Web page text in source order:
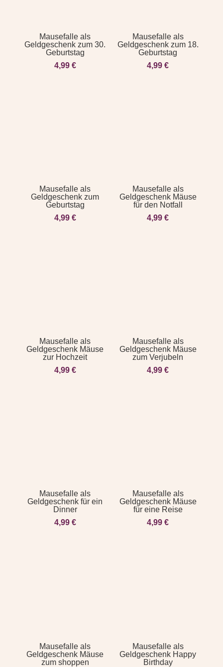
Mausefalle als
Geldgeschenk zum 30.
Geburtstag
4,99 €
Mausefalle als
Geldgeschenk zum 18.
Geburtstag
4,99€
Mausefalle als
Geldgeschenk zum
Geburtstag
4,99 €
Mausefalle als
Geldgeschenk Mäuse
für den Notfall
4,99€
Mausefalle als
Geldgeschenk Mäuse
zur Hochzeit
4,99 €
Mausefalle als
Geldgeschenk Mäuse
zum Verjubeln
4,99€
Mausefalle als
Geldgeschenk für ein
Dinner
4,99 €
Mausefalle als
Geldgeschenk Mäuse
für eine Reise
4,99€
Mausefalle als
Geldgeschenk Mäuse
zum shoppen
Mausefalle als
Geldgeschenk Happy
Birthday